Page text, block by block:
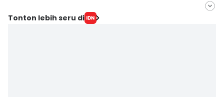
Editor
Tonton lebih seru di